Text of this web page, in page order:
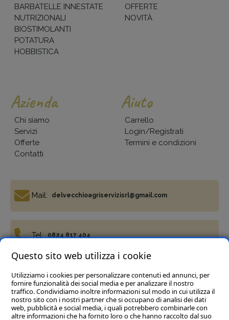
BARBATELLE INNESTATE
NUTRIZIONALI
BIOSTIMOLANTI
POTATURA
HOBBISTICA
OFFERTE
NOVITÀ
Azienda
Chi siamo
Servizi
Offerte
Contatti
Aiuto
Carrello
Login/Registrati
Termini e condizioni
Mail: delvecchioagriservizisrl@gmail.com
Tel: 0824 817 404
Fax: 0824 817 977
Questo sito web utilizza i cookie
Utilizziamo i cookies per personalizzare contenuti ed annunci, per
fornire funzionalità dei social media e per analizzare il nostro
traffico. Condividiamo inoltre informazioni sul modo in cui utilizza il
nostro sito con i nostri partner che si occupano di analisi dei dati
web, pubblicità e social media, i quali potrebbero combinarle con
altre informazioni che ha fornito loro o che hanno raccolto dal suo